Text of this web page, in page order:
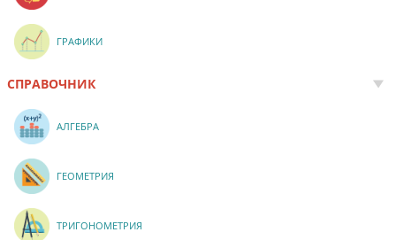
ГРАФИКИ
СПРАВОЧНИК
АЛГЕБРА
ГЕОМЕТРИЯ
ТРИГОНОМЕТРИЯ